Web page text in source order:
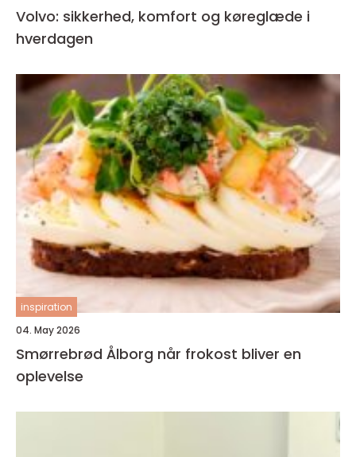
Volvo: sikkerhed, komfort og køreglæde i
hverdagen
inspiration
04. May 2026
Smørrebrød Ålborg når frokost bliver en
oplevelse